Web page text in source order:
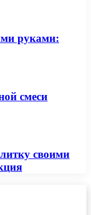
руками:
смеси
своими